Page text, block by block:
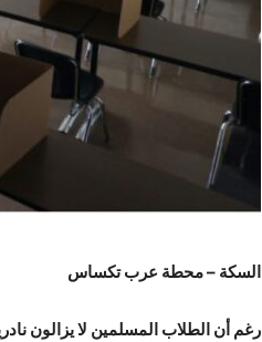
السكة – محطة عرب تكساس
رغم أن الطلاب المسلمين لا يزالون